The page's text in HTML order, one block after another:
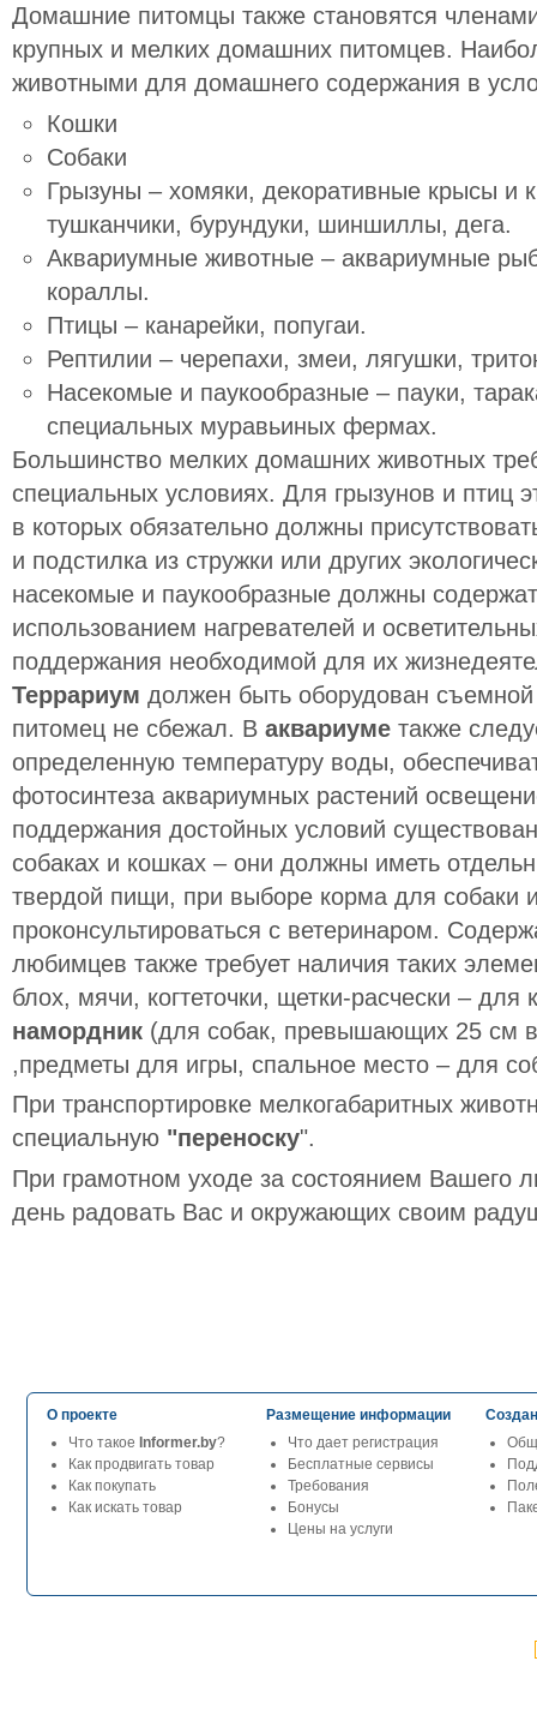
Домашние питомцы также становятся
крупных и мелких домашних питомцев.
животными для домашнего содержания в
Кошки
Собаки
Грызуны – хомяки, декоративные крысы и
тушканчики, бурундуки, шиншиллы, дега.
Аквариумные животные – аквариумные
кораллы.
Птицы – канарейки, попугаи.
Рептилии – черепахи, змеи, лягушки,
Насекомые и паукообразные – пауки,
специальных муравьиных фермах.
Большинство мелких домашних животных
специальных условиях. Для грызунов и птиц
в которых обязательно должны
и подстилка из стружки или других
насекомые и паукообразные должны
использованием нагревателей и
поддержания необходимой для их
Террариум должен быть оборудован
питомец не сбежал. В аквариуме также
определенную температуру воды,
фотосинтеза аквариумных растений
поддержания достойных условий
собаках и кошках – они должны иметь
твердой пищи, при выборе корма для собаки
проконсультироваться с ветеринаром.
любимцев также требует наличия таких
блох, мячи, когтеточки, щетки-расчески –
намордник (для собак, превышающих 25 см
,предметы для игры, спальное место – для
При транспортировке мелкогабаритных
специальную "переноску".
При грамотном уходе за состоянием Вашего
день радовать Вас и окружающих своим
О проекте
Что такое Informer.by?
Как продвигать товар
Как покупать
Как искать товар
Размещение информации
Что дает регистрация
Бесплатные сервисы
Требования
Бонусы
Цены на услуги